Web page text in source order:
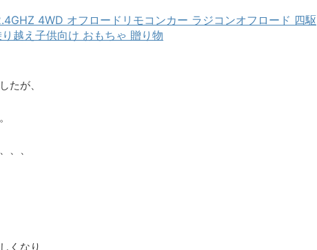
4WD オフロードリモコンカー ラジコンオフロード 四駆
越え子供向け おもちゃ 贈り物
たが、
、、
くなり